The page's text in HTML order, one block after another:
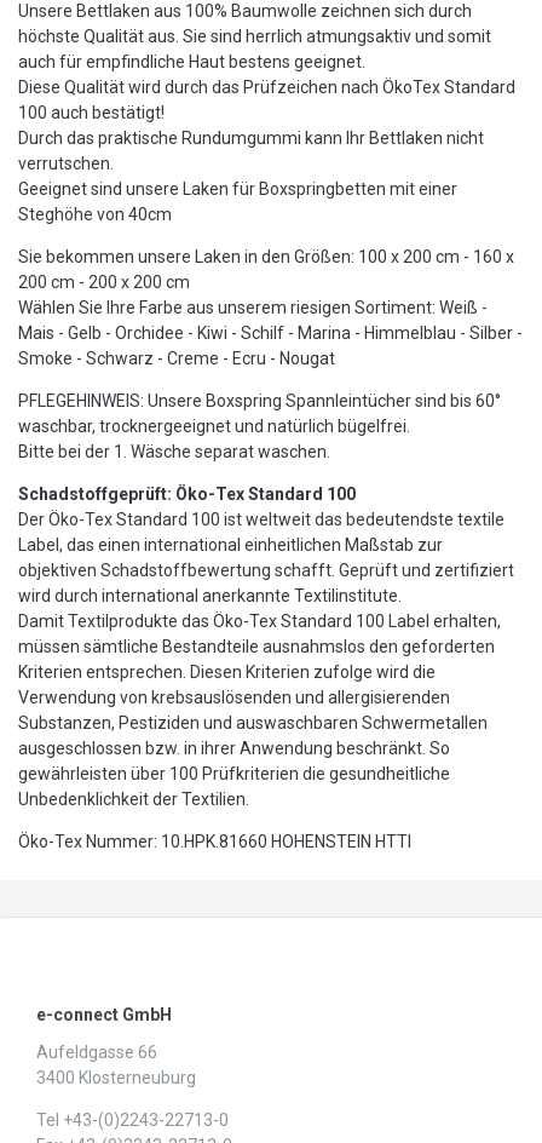
Unsere Bettlaken aus 100% Baumwolle zeichnen sich durch
höchste Qualität aus. Sie sind herrlich atmungsaktiv und somit
auch für empfindliche Haut bestens geeignet.
Diese Qualität wird durch das Prüfzeichen nach ÖkoTex Standard
100 auch bestätigt!
Durch das praktische Rundumgummi kann Ihr Bettlaken nicht
verrutschen.
Geeignet sind unsere Laken für Boxspringbetten mit einer
Steghöhe von 40cm
Sie bekommen unsere Laken in den Größen: 100 x 200 cm - 160 x
200 cm - 200 x 200 cm
Wählen Sie Ihre Farbe aus unserem riesigen Sortiment: Weiß -
Mais - Gelb - Orchidee - Kiwi - Schilf - Marina - Himmelblau - Silber -
Smoke - Schwarz - Creme - Ecru - Nougat
PFLEGEHINWEIS: Unsere Boxspring Spannleintücher sind bis 60°
waschbar, trocknergeeignet und natürlich bügelfrei.
Bitte bei der 1. Wäsche separat waschen.
Schadstoffgeprüft: Öko-Tex Standard 100
Der Öko-Tex Standard 100 ist weltweit das bedeutendste textile
Label, das einen international einheitlichen Maßstab zur
objektiven Schadstoffbewertung schafft. Geprüft und zertifiziert
wird durch international anerkannte Textilinstitute.
Damit Textilprodukte das Öko-Tex Standard 100 Label erhalten,
müssen sämtliche Bestandteile ausnahmslos den geforderten
Kriterien entsprechen. Diesen Kriterien zufolge wird die
Verwendung von krebsauslösenden und allergisierenden
Substanzen, Pestiziden und auswaschbaren Schwermetallen
ausgeschlossen bzw. in ihrer Anwendung beschränkt. So
gewährleisten über 100 Prüfkriterien die gesundheitliche
Unbedenklichkeit der Textilien.
Öko-Tex Nummer: 10.HPK.81660 HOHENSTEIN HTTI
e-connect GmbH
Aufeldgasse 66
3400 Klosterneuburg
Tel +43-(0)2243-22713-0